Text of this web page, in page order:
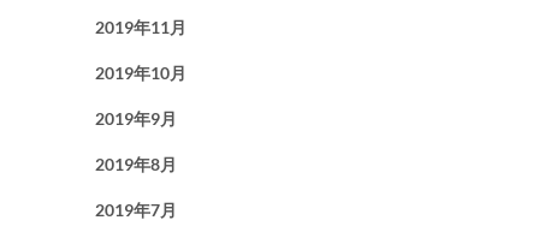
2019年11月
2019年10月
2019年9月
2019年8月
2019年7月